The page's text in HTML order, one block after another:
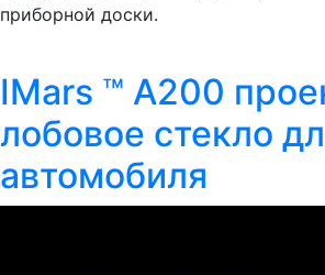
приборной доски.
IMars ™ A200
лобовое стекло
автомобиля